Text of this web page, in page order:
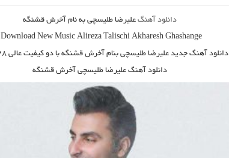
دانلود آهنگ علیرضا طلیسچی به نام آخرش قشنگه
Download New MusicAlireza TalischiAkharesh Ghashange
دانلود آهنگ جدید علیرضا طلیسچی بنام آخرش قشنگه با دو کیفیت عالی ۱۲۸ و ۳۲۰
دانلود آهنگ علیرضا طلیسچی آخرش قشنگه